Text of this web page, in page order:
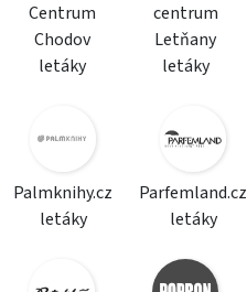
Centrum
Chodov
letáky
centrum
Letňany
letáky
Palmknihy.cz
letáky
Parfemland.cz
letáky